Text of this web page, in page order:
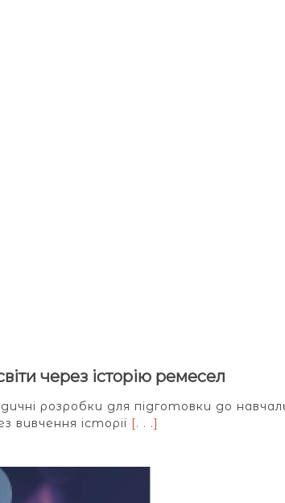
через історію ремесел
розробки для підготовки до
вивчення історії [. . .]